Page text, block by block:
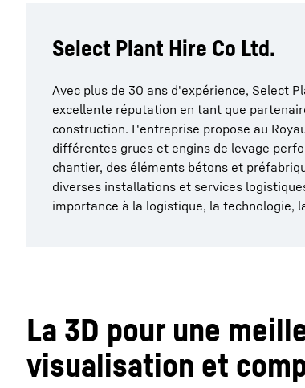
Select Plant Hire Co Ltd.
Avec plus de 30 ans d'expérience, Select
excellente réputation en tant que
construction. L'entreprise propose au
différentes grues et engins de levage
chantier, des éléments bétons et
diverses installations et services
importance à la logistique, la technologie,
La 3D pour une
visualisation et